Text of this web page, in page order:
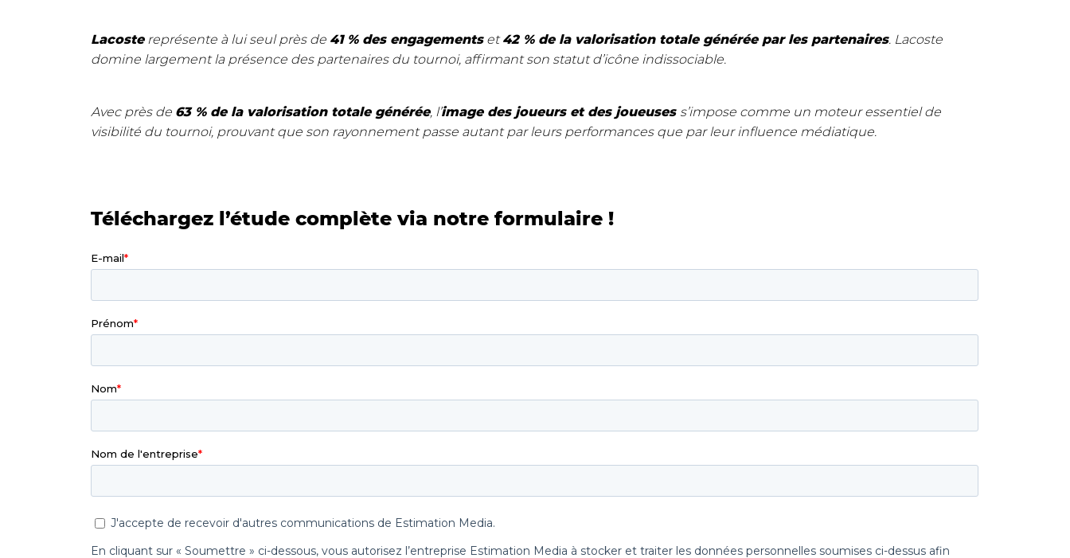
Lacostereprésente à lui seul près de 41 % des engagementset42 % de la valorisation totale générée par les partenaires. Lacoste
domine largement la présence des partenaires du tournoi, affirmant son statut d’icône indissociable.
Avec près de 63 % de la valorisation totale générée, l’image des joueurs et des joueuses s’impose comme un moteur essentiel de
visibilité du tournoi, prouvant que son rayonnement passe autant par leurs performances que par leur influence médiatique.
Téléchargez l’étude complète via notre formulaire !